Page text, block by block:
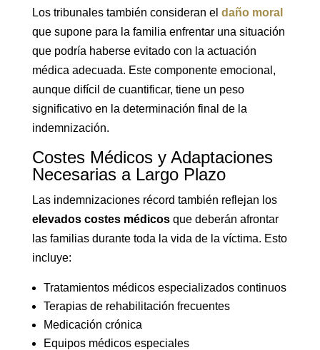
Los tribunales también consideran el daño moral
que supone para la familia enfrentar una situación
que podría haberse evitado con la actuación
médica adecuada. Este componente emocional,
aunque difícil de cuantificar, tiene un peso
significativo en la determinación final de la
indemnización.
Costes Médicos y Adaptaciones
Necesarias a Largo Plazo
Las indemnizaciones récord también reflejan los
elevados costes médicosque deberán afrontar
las familias durante toda la vida de la víctima. Esto
incluye:
Tratamientos médicos especializados continuos
Terapias de rehabilitación frecuentes
Medicación crónica
Equipos médicos especiales